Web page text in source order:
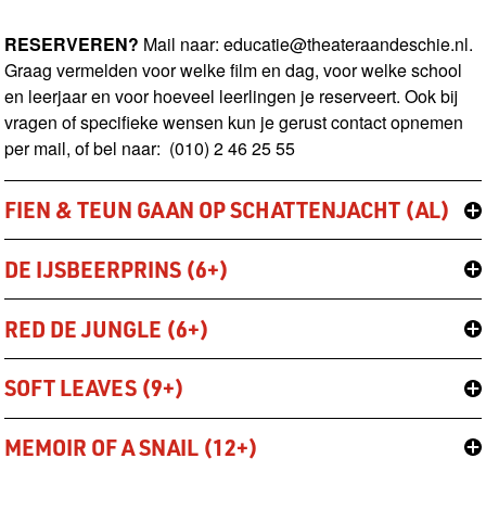
RESERVEREN? Mail naar:educatie@theateraandeschie.nl.
Graag vermelden voor welke film en dag, voor welke school
en leerjaar en voor hoeveel leerlingen je reserveert. Ook bij
vragen of specifieke wensen kun je gerust contact opnemen
per mail, of bel naar: (010) 2 46 25 55
FIEN & TEUN GAAN OP SCHATTENJACHT (AL)
DE IJSBEERPRINS (6+)
RED DE JUNGLE (6+)
SOFT LEAVES (9+)
MEMOIR OF A SNAIL (12+)